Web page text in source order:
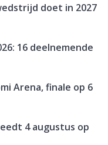
doet in 2027
16 deelnemende
Arena, finale op 6
4 augustus op